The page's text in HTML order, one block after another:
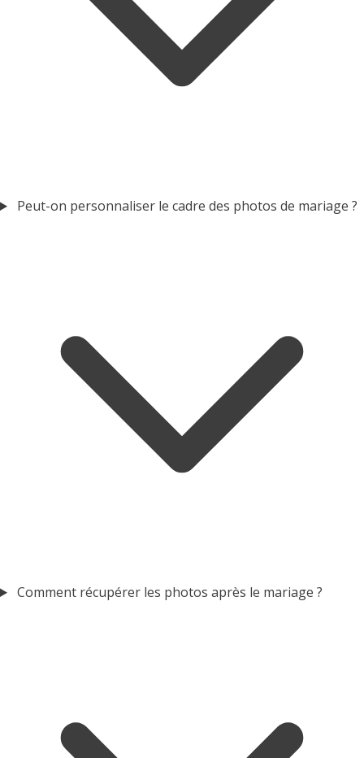
Peut-on personnaliser le cadre des photos de mariage ?
Comment récupérer les photos après le mariage ?